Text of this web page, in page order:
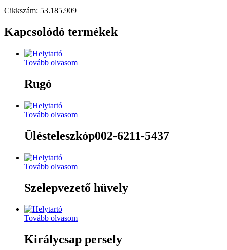
Cikkszám: 53.185.909
Kapcsolódó termékek
Tovább olvasom
Rugó
Tovább olvasom
Ülésteleszkóp002-6211-5437
Tovább olvasom
Szelepvezető hüvely
Tovább olvasom
Királycsap persely